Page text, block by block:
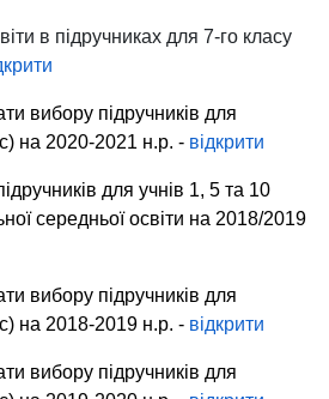
в підручниках для 7-го класу
вибору підручників для
на 2020-2021 н.р. - відкрити
для учнів 1, 5 та 10
середньої освіти на 2018/2019
вибору підручників для
на 2018-2019 н.р. - відкрити
вибору підручників для